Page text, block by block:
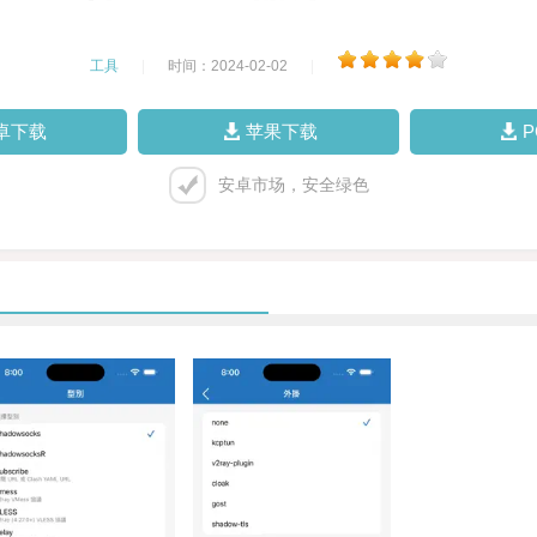
工具 时间：2024-02-02
下载 苹果下载
安卓市场，安全绿色